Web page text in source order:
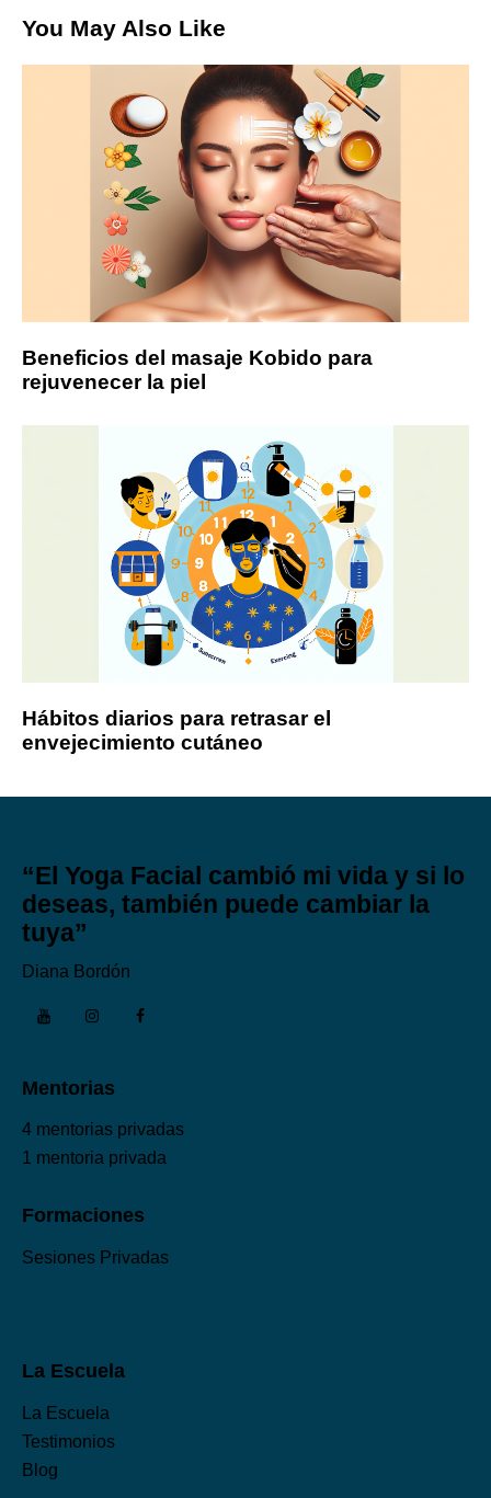
You May Also Like
Beneficios del masaje Kobido para
rejuvenecer la piel
Hábitos diarios para retrasar el
envejecimiento cutáneo
“El Yoga Facial cambió mi vida y si lo
deseas, también puede cambiar la
tuya”
Diana Bordón
Mentorias
4 mentorias privadas
1 mentoria privada
Formaciones
Sesiones Privadas
La Escuela
La Escuela
Testimonios
Blog